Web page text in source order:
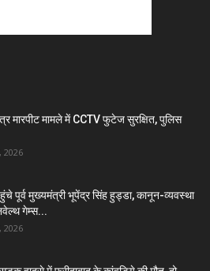
मारपीट मामले में CCTV फुटेज सुरक्षित, पुलिस
2026
पूर्व मुख्यमंत्री भूपेंद्र सिंह हुड्डा, कानून-व्यवस्था
गेम्स...
2026